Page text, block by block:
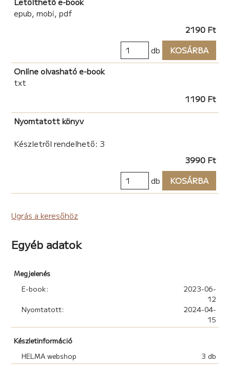
epub, mobi, pdf
2190 Ft
db
KOSÁRBA
Online olvasható e-book
txt
1190 Ft
Nyomtatott könyv
Készletről rendelhető: 3
3990 Ft
db
KOSÁRBA
Ugrás a keresőhöz
Egyéb adatok
Megjelenés
E-book:
2023-06-
12
Nyomtatott:
2024-04-
15
Készletinformáció
HELMA webshop
3 db